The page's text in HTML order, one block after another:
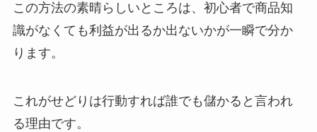
この方法の素晴らしいところは、初心者で商品知
識がなくても利益が出るか出ないかが一瞬で分か
ります。
これがせどりは行動すれば誰でも儲かると言われ
る理由です。